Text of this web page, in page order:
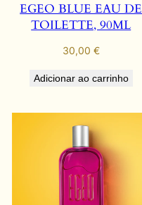
EGEO BLUE EAU DE
TOILETTE, 90ML
30,00 €
Adicionar ao carrinho